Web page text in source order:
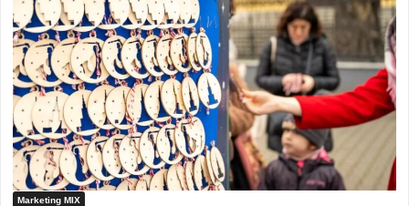
Marketing MIX